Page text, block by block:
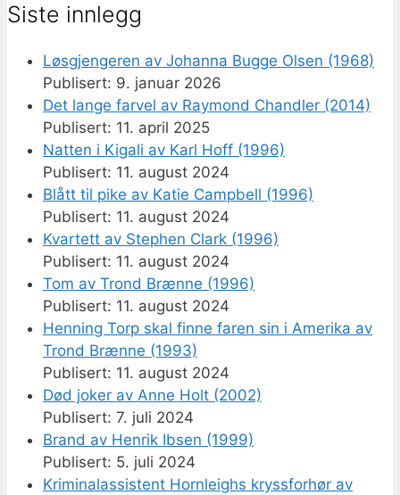
Siste innlegg
Løsgjengeren av Johanna Bugge Olsen (1968)
9. januar 2026
Det lange farvel av Raymond Chandler (2014)
11. april 2025
Natten i Kigali av Karl Hoff (1996)
11. august 2024
Blått til pike av Katie Campbell (1996)
11. august 2024
Kvartett av Stephen Clark (1996)
11. august 2024
Tom av Trond Brænne (1996)
11. august 2024
Henning Torp skal finne faren sin i Amerika av
Trond Brænne (1993)
11. august 2024
Død joker av Anne Holt (2002)
7. juli 2024
Brand av Henrik Ibsen (1999)
5. juli 2024
Kriminalassistent Hornleighs kryssforhør av